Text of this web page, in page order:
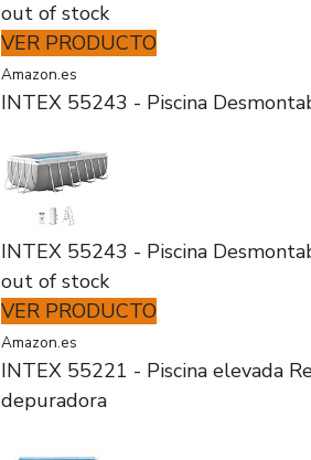
out of stock
VER PRODUCTO
Amazon.es
INTEX 55243 - Piscina
INTEX 55243 - Piscina
out of stock
VER PRODUCTO
Amazon.es
INTEX 55221 - Piscina elevada
depuradora